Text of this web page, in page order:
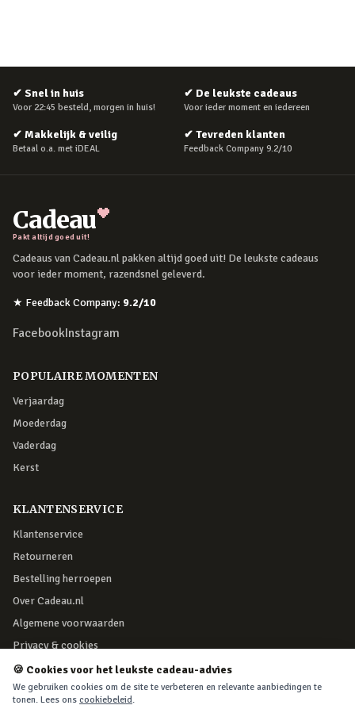
✔ Snel in huis
Voor 22:45 besteld, morgen in huis!
✔ De leukste cadeaus
Voor ieder moment en iedereen
✔ Makkelijk & veilig
Betaal o.a. met iDEAL
✔ Tevreden klanten
Feedback Company 9.2/10
Cadeau
Pakt altijd goed uit!
Cadeaus van Cadeau.nl pakken altijd goed uit! De leukste cadeaus
voor ieder moment, razendsnel geleverd.
★ Feedback Company: 9.2/10
FacebookInstagram
POPULAIRE MOMENTEN
Verjaardag
Moederdag
Vaderdag
Kerst
KLANTENSERVICE
Klantenservice
Retourneren
Bestelling herroepen
Over Cadeau.nl
Algemene voorwaarden
Privacy & cookies
VEILIG BETALEN
🍪 Cookies voor het leukste cadeau-advies
We gebruiken cookies om de site te verbeteren en relevante aanbiedingen te
tonen. Lees ons cookiebeleid.